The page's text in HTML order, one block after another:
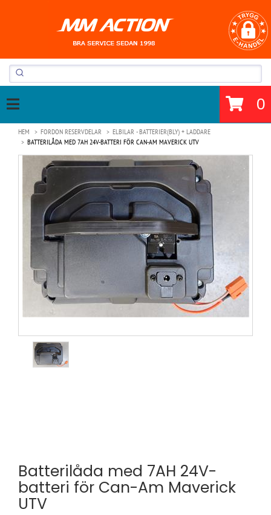
0
HEM FORDON RESERVDELAR
ELBILAR - BATTERIER(BLY) + LADDARE
BATTERILÅDA MED 7AH 24V-BATTERI FÖR CAN-AM MAVERICK UTV
Batterilåda med 7AH 24V-
batteri för Can-Am Maverick
UTV